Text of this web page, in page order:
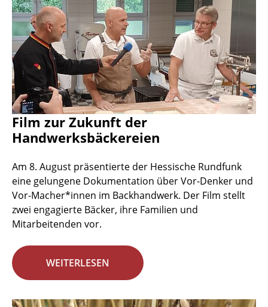
Film zur Zukunft der
Handwerksbäckereien
Am 8. August präsentierte der Hessische Rundfunk
eine gelungene Dokumentation über Vor-Denker und
Vor-Macher*innen im Backhandwerk. Der Film stellt
zwei engagierte Bäcker, ihre Familien und
Mitarbeitenden vor.
WEITERLESEN